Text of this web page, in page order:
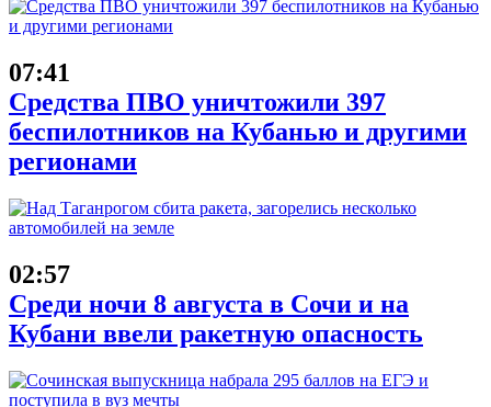
07:41
Средства ПВО уничтожили 397
беспилотников на Кубанью и другими
регионами
02:57
Среди ночи 8 августа в Сочи и на
Кубани ввели ракетную опасность